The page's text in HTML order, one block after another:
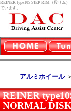
REINER type10S STEP RIM（段リム
ています。
アルミホイール＞
REINER
NORMAL